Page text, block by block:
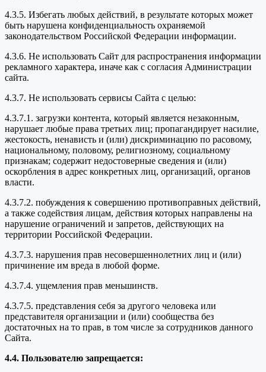
4.3.5. Избегать любых действий, в результате которых может
быть нарушена конфиденциальность охраняемой
законодательством Российской Федерации информации.
4.3.6. Не использовать Сайт для распространения информации
рекламного характера, иначе как с согласия Администрации
сайта.
4.3.7. Не использовать сервисы Сайта с целью:
4.3.7.1. загрузки контента, который является незаконным,
нарушает любые права третьих лиц; пропагандирует насилие,
жестокость, ненависть и (или) дискриминацию по расовому,
национальному, половому, религиозному, социальному
признакам; содержит недостоверные сведения и (или)
оскорбления в адрес конкретных лиц, организаций, органов
власти.
4.3.7.2. побуждения к совершению противоправных действий,
а также содействия лицам, действия которых направлены на
нарушение ограничений и запретов, действующих на
территории Российской Федерации.
4.3.7.3. нарушения прав несовершеннолетних лиц и (или)
причинение им вреда в любой форме.
4.3.7.4. ущемления прав меньшинств.
4.3.7.5. представления себя за другого человека или
представителя организации и (или) сообщества без
достаточных на то прав, в том числе за сотрудников данного
Сайта.
4.4. Пользователю запрещается: